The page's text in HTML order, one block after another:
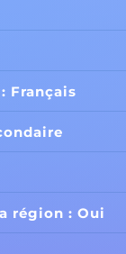
Français
région : Oui